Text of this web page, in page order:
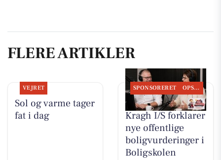
FLERE ARTIKLER
VEJRET
Sol og varme tager
fat i dag
SPONSORERET OPSLAGSTAVLEN
BoligOne Mogens
Kragh I/S forklarer
nye offentlige
boligvurderinger i
Boligskolen